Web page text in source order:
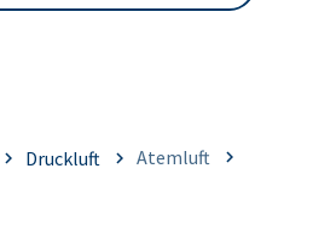
Druckluft Atemluft